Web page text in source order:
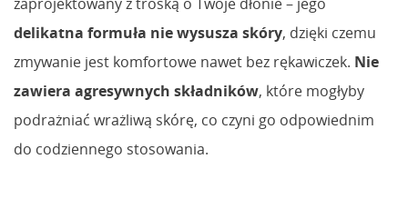
delikatna formuła nie wysusza skóry, dzięki czemu
zmywanie jest komfortowe nawet bez rękawiczek. Nie
zawiera agresywnych składników, które mogłyby
podrażniać wrażliwą skórę, co czyni go odpowiednim
do codziennego stosowania.